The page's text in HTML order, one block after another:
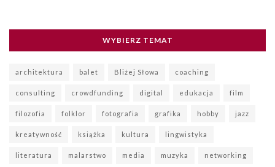
WYBIERZ TEMAT
architektura balet Bliżej Słowa coaching
consulting crowdfunding digital edukacja film
filozofia folklor fotografia grafika hobby jazz
kreatywność książka kultura lingwistyka
literatura malarstwo media muzyka networking